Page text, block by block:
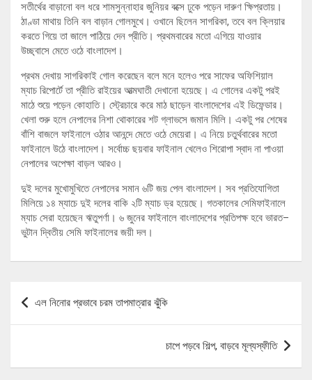
সতীর্থের বাড়ানো বল ধরে শামসুন্নাহার জুনিয়র বক্সে ঢুকে পড়েন দারুণ ক্ষিপ্রতায়।
ঠাণ্ডা মাথায় তিনি বল বাড়ান গোলমুখে। ওখানে ছিলেন সাগরিকা, তবে বল ক্লিয়ার
করতে গিয়ে তা জালে পাঠিয়ে দেন প্রীতি। প্রথমবারের মতো এগিয়ে যাওয়ার
উচ্ছ্বাসে মেতে ওঠে বাংলাদেশ।
প্রথম দেখায় সাগরিকাই গোল করেছেন বলে মনে হলেও পরে সাফের অফিশিয়াল
ম্যাচ রিপোর্টে তা প্রীতি রাইয়ের আত্মঘাতী দেখানো হয়েছে। এ গোলের একটু পরই
মাঠে শুয়ে পড়েন কোহাতি। স্ট্রেচারে করে মাঠ ছাড়েন বাংলাদেশের এই ডিফেন্ডার।
খেলা শুরু হলে নেপালের নিশা থোকারের শট গ্লাভসে জমান মিলি। একটু পর শেষের
বাঁশি বাজলে ফাইনালে ওঠার আনন্দে মেতে ওঠে মেয়েরা। এ নিয়ে চতুর্থবারের মতো
ফাইনালে উঠে বাংলাদেশ। সর্বোচ্চ ছয়বার ফাইনাল খেলেও শিরোপা স্বাদ না পাওয়া
নেপালের অপেক্ষা বাড়ল আরও।
দুই দলের মুখোমুখিতে নেপালের সমান ৬টি জয় পেল বাংলাদেশ। সব প্রতিযোগিতা
মিলিয়ে ১৪ ম্যাচে দুই দলের বাকি ২টি ম্যাচ ড্র হয়েছে। গতকালের সেমিফাইনালে
ম্যাচ সেরা হয়েছেন ঋতুপর্ণা। ৬ জুনের ফাইনালে বাংলাদেশের প্রতিপক্ষ হবে ভারত–
ভুটান দ্বিতীয় সেমি ফাইনালের জয়ী দল।
Post
navigation
এল নিনোর প্রভাবে চরম তাপমাত্রার ঝুঁকি
চাপে পড়বে শিল্প, বাড়বে মূল্যস্ফীতি